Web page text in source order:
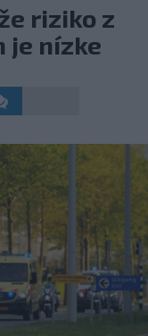
riziko z
je nízke